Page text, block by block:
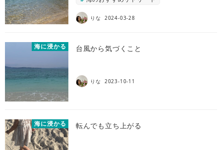
りな 2024-03-28
海に浸かる 台風から気づくこと
りな 2023-10-11
海に浸かる 転んでも立ち上がる